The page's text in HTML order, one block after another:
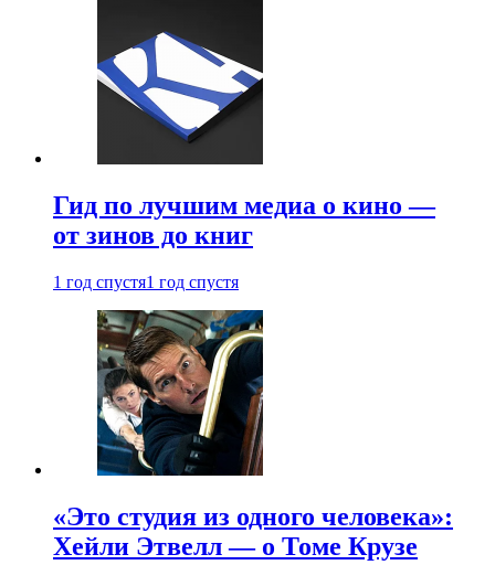
Гид по лучшим медиа о кино —
от зинов до книг
1 год спустя1 год спустя
«Это студия из одного человека»:
Хейли Этвелл — о Томе Крузе